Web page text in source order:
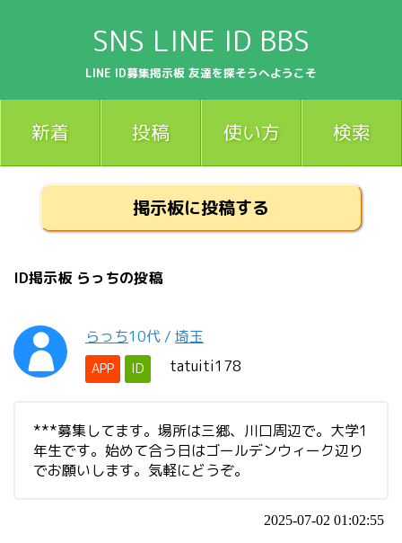
SNS LINE ID BBS
LINE ID募集掲示板 友達を探そうへようこそ
新着 投稿 使い方 検索
掲示板に投稿する
ID掲示板 らっちの投稿
らっち10代 / 埼玉
APP ID tatuiti178
***募集してます。場所は三郷、川口周辺で。大学1
年生です。始めて合う日はゴールデンウィーク辺り
でお願いします。気軽にどうぞ。
2025-07-02 01:02:55